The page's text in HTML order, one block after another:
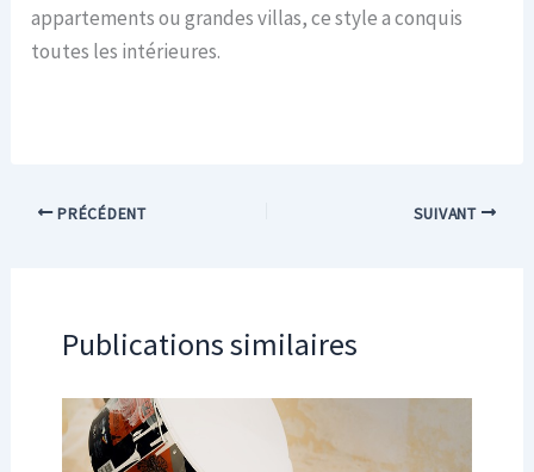
appartements ou grandes villas, ce style a conquis
toutes les intérieures.
PRÉCÉDENT SUIVANT
Publications similaires